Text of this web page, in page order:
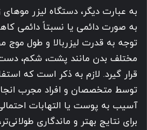
به عبارت دیگر، دستگاه لیزر موهای
به صورت دائمی یا نسبتاً دائمی
توجه به قدرت لیزربالا و طول موج
مختلف بدن مانند پشت، شکم،
قرار گیرد. لازم به ذکر است که
توسط متخصصان و افراد مجرب
آسیب به پوست یا التهابات
برای نتایج بهتر و ماندگاری